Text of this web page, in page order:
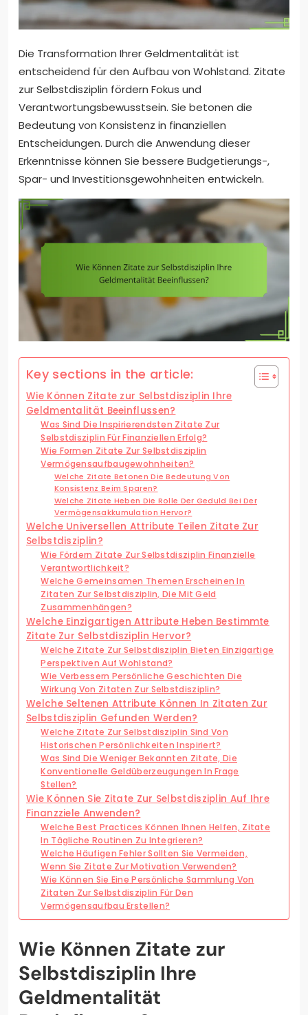
Die Transformation Ihrer Geldmentalität ist
entscheidend für den Aufbau von Wohlstand. Zitate
zur Selbstdisziplin fördern Fokus und
Verantwortungsbewusstsein. Sie betonen die
Bedeutung von Konsistenz in finanziellen
Entscheidungen. Durch die Anwendung dieser
Erkenntnisse können Sie bessere Budgetierungs-,
Spar- und Investitionsgewohnheiten entwickeln.
Key sections in the article:
Wie Können Zitate zur Selbstdisziplin Ihre
Geldmentalität Beeinflussen?
Was Sind Die Inspirierendsten Zitate Zur
Selbstdisziplin Für Finanziellen Erfolg?
Wie Formen Zitate Zur Selbstdisziplin
Vermögensaufbaugewohnheiten?
Welche Zitate Betonen Die Bedeutung Von
Konsistenz Beim Sparen?
Welche Zitate Heben Die Rolle Der Geduld Bei Der
Vermögensakkumulation Hervor?
Welche Universellen Attribute Teilen Zitate Zur
Selbstdisziplin?
Wie Fördern Zitate Zur Selbstdisziplin Finanzielle
Verantwortlichkeit?
Welche Gemeinsamen Themen Erscheinen In
Zitaten Zur Selbstdisziplin, Die Mit Geld
Zusammenhängen?
Welche Einzigartigen Attribute Heben Bestimmte
Zitate Zur Selbstdisziplin Hervor?
Welche Zitate Zur Selbstdisziplin Bieten Einzigartige
Perspektiven Auf Wohlstand?
Wie Verbessern Persönliche Geschichten Die
Wirkung Von Zitaten Zur Selbstdisziplin?
Welche Seltenen Attribute Können In Zitaten Zur
Selbstdisziplin Gefunden Werden?
Welche Zitate Zur Selbstdisziplin Sind Von
Historischen Persönlichkeiten Inspiriert?
Was Sind Die Weniger Bekannten Zitate, Die
Konventionelle Geldüberzeugungen In Frage
Stellen?
Wie Können Sie Zitate Zur Selbstdisziplin Auf Ihre
Finanzziele Anwenden?
Welche Best Practices Können Ihnen Helfen, Zitate
In Tägliche Routinen Zu Integrieren?
Welche Häufigen Fehler Sollten Sie Vermeiden,
Wenn Sie Zitate Zur Motivation Verwenden?
Wie Können Sie Eine Persönliche Sammlung Von
Zitaten Zur Selbstdisziplin Für Den
Vermögensaufbau Erstellen?
Wie Können Zitate zur
Selbstdisziplin Ihre
Geldmentalität